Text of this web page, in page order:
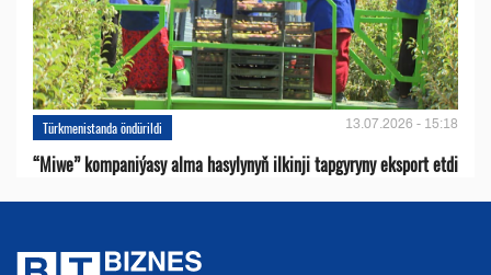
Türkmenistanda öndürildi 13.07.2026 - 15:18
“Miwe” kompaniýasy alma hasylynyň ilkinji tapgyryny eksport etdi